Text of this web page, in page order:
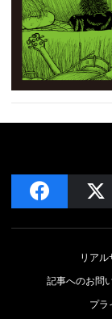
facebook
リア
記事へのお問
プラ